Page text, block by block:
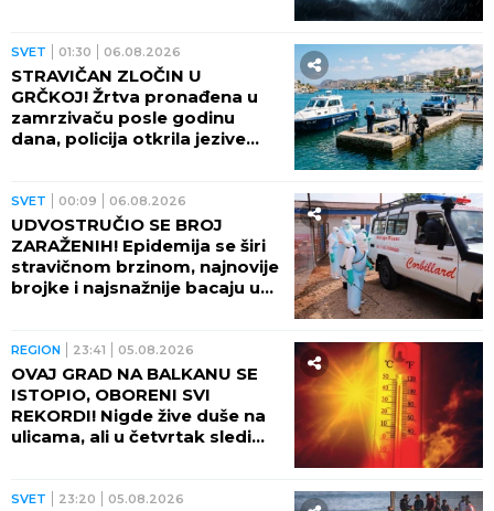
SVET 01:30 06.08.2026
STRAVIČAN ZLOČIN U
GRČKOJ! Žrtva pronađena u
zamrzivaču posle godinu
dana, policija otkrila jezive
SVET 00:09 06.08.2026
UDVOSTRUČIO SE BROJ
ZARAŽENIH! Epidemija se širi
stravičnom brzinom, najnovije
brojke i najsnažnije bacaju u
REGION 23:41 05.08.2026
OVAJ GRAD NA BALKANU SE
ISTOPIO, OBORENI SVI
REKORDI! Nigde žive duše na
ulicama, ali u četvrtak sledi
SVET 23:20 05.08.2026